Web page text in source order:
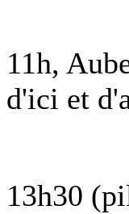
11h,
d'ici et
13h30